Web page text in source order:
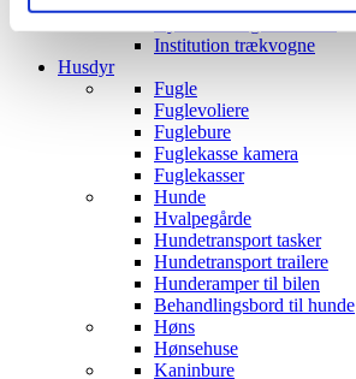
Institution trækvogne
Husdyr
Fugle
Fuglevoliere
Fuglebure
Fuglekasse kamera
Fuglekasser
Hunde
Hvalpegårde
Hundetransport tasker
Hundetransport trailere
Hunderamper til bilen
Behandlingsbord til hunde
Høns
Hønsehuse
Kaninbure